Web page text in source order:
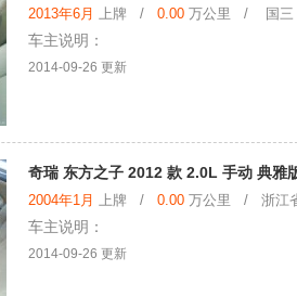
2013年6月 上牌 / 0.00 万公里 / 国三
车主说明：
2014-09-26 更新
奇瑞 东方之子 2012 款 2.0L 手动 典雅
2004年1月 上牌 / 0.00 万公里 / 浙江
车主说明：
2014-09-26 更新